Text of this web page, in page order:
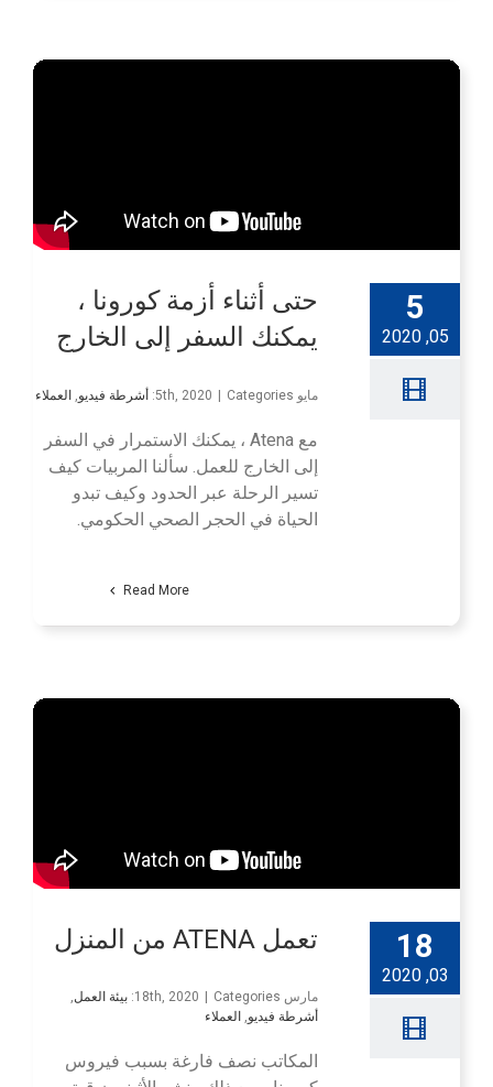
5
05, 2020
حتى أثناء أزمة كورونا ،
يمكنك السفر إلى الخارج
مايو 5th, 2020 | Categories: أشرطة فيديو, العملاء
مع Atena ، يمكنك الاستمرار في السفر
إلى الخارج للعمل. سألنا المربيات كيف
تسير الرحلة عبر الحدود وكيف تبدو
الحياة في الحجر الصحي الحكومي.
Read More
18
03, 2020
تعمل ATENA من المنزل
مارس 18th, 2020 Categories: بيئة العمل,
أشرطة فيديو, العملاء
المكاتب نصف فارغة بسبب فيروس